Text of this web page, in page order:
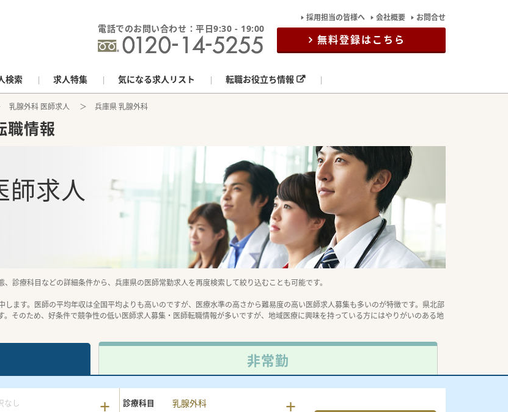
電話でのお問い合わせ：平日9:30 - 19:00
採用担当の皆様へ 会社概要 お問合せ
無料登録はこちら
検索 求人特集 気になる求人リスト 転職お役立ち情報
乳腺外科 医師求人 兵庫県 乳腺外科
職情報
師求人
診療科目などの詳細条件から、兵庫県の医師常勤求人を再度検索して絞り込むことも可能です。
ます。医師の平均年収は全国平均よりも高いのですが、医療水準の高さから難易度の高い医師求人募集も多いのが特徴です。県北部
そのため、好条件で競争性の低い医師求人募集・医師転職情報が多いですが、地域医療に興味を持っている方にはやりがいのある地
非常勤
なし 診療科目 乳腺外科